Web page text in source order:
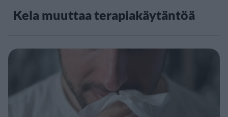
Kela muuttaa terapiakäytäntöä